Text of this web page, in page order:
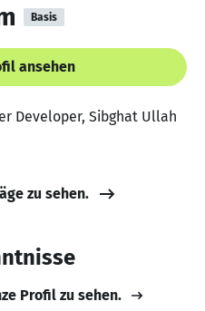
Basis
ansehen
Developer, Sibghat Ullah
zu sehen.
Profil zu sehen.